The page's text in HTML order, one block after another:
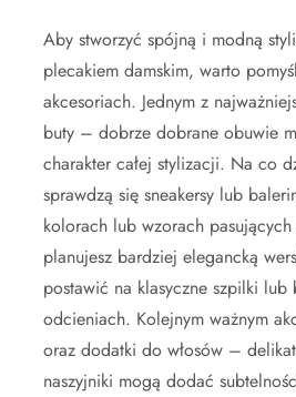
Aby stworzyć spójną i modną
plecakiem damskim, warto
akcesoriach. Jednym z
buty – dobrze dobrane obuwie
charakter całej stylizacji. Na co
sprawdzą się sneakersy lub
kolorach lub wzorach
planujesz bardziej elegancką
postawić na klasyczne szpilki
odcieniach. Kolejnym ważnym
oraz dodatki do włosów –
naszyjniki mogą dodać